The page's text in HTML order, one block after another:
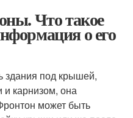
Что такое
о его
здания под крышей,
и карнизом, она
может быть